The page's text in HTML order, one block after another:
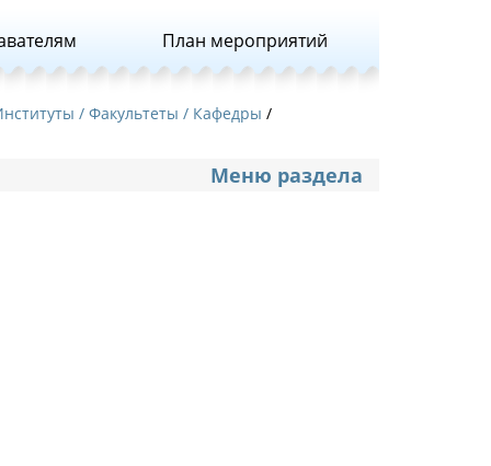
План мероприятий
/ Факультеты / Кафедры
Меню раздела